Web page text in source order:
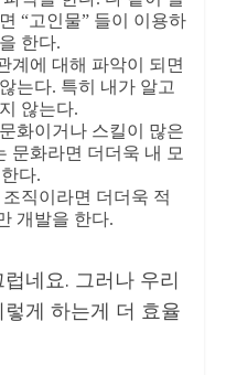
“고인물” 들이 이용하
한다.
계에 대해 파악이 되면
는다. 특히 내가 알고
않는다.
화이거나 스킬이 많은
문화라면 더더욱 내 모
다.
직이라면 더더욱 적
개발을 한다.
네요. 그러나 우리
게 하는게 더 효율